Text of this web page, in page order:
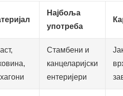
Најбоља
употреба
Стамбени и
канцеларијски
ентеријери